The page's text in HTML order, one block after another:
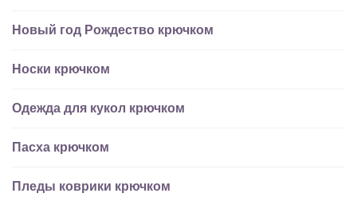
Новый год Рождество крючком
Носки крючком
Одежда для кукол крючком
Пасха крючком
Пледы коврики крючком